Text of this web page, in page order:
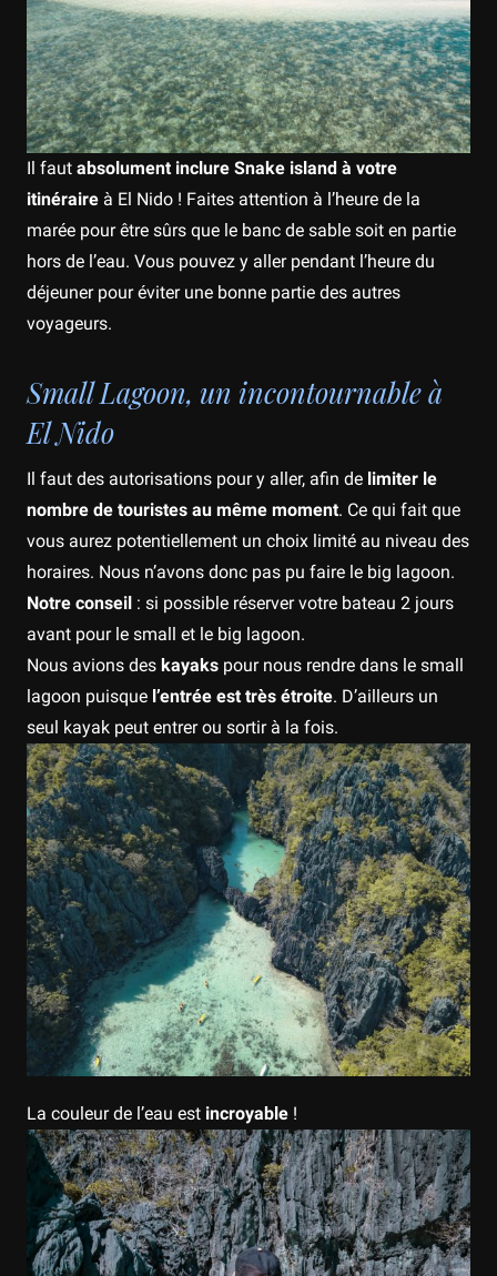
Il faut absolument inclure Snake island à votre
itinéraire à El Nido ! Faites attention à l’heure de la
marée pour être sûrs que le banc de sable soit en partie
hors de l’eau. Vous pouvez y aller pendant l’heure du
déjeuner pour éviter une bonne partie des autres
voyageurs.
Small Lagoon, un incontournable à
El Nido
Il faut des autorisations pour y aller, afin de limiter le
nombre de touristes au même moment. Ce qui fait que
vous aurez potentiellement un choix limité au niveau des
horaires. Nous n’avons donc pas pu faire le big lagoon.
Notre conseil : si possible réserver votre bateau 2 jours
avant pour le small et le big lagoon.
Nous avions des kayaks pour nous rendre dans le small
lagoon puisque l’entrée est très étroite. D’ailleurs un
seul kayak peut entrer ou sortir à la fois.
La couleur de l’eau est incroyable !